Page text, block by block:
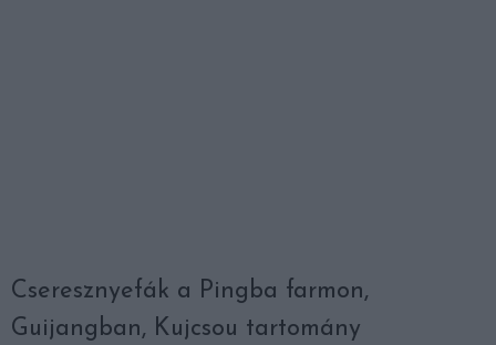
Cseresznyefák a Pingba farmon,
Guijangban, Kujcsou tartomány